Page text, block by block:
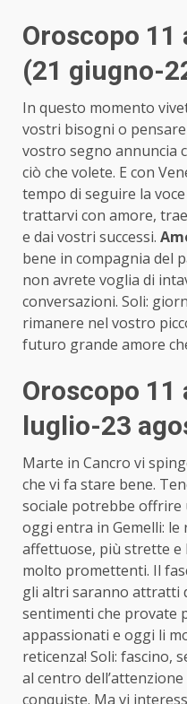
Oroscopo 11
(21 giugno-
In questo momento
vostri bisogni o
vostro segno annuncia
ciò che volete. E con
tempo di seguire la
trattarvi con amore,
e dai vostri successi.
bene in compagnia del
non avrete voglia di
conversazioni. Soli:
rimanere nel vostro
futuro grande amore
Oroscopo 11
luglio-23
Marte in Cancro vi
che vi fa stare bene.
sociale potrebbe offrire
oggi entra in Gemelli:
affettuose, più strette e
molto promettenti. Il
gli altri saranno attratti
sentimenti che provate
appassionati e oggi li
reticenza! Soli: fascino,
al centro
conquiste. Ma vi